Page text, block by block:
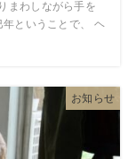
まわしながら手を
ということで、 ヘ
お知らせ